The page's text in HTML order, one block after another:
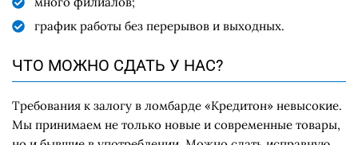
график работы без перерывов и выходных.
ЧТО МОЖНО СДАТЬ У НАС?
Требования к залогу в ломбарде «Кредитон» невысокие.
Мы принимаем не только новые и современные товары,